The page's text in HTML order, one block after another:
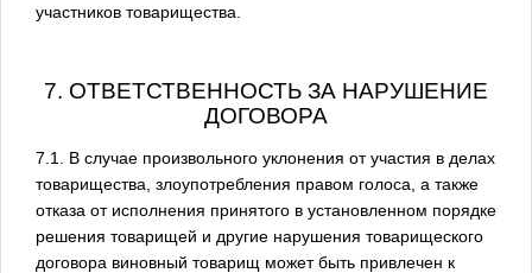
участников товарищества.
7. ОТВЕТСТВЕННОСТЬ ЗА НАРУШЕНИЕ
ДОГОВОРА
7.1. В случае произвольного уклонения от участия в делах
товарищества, злоупотребления правом голоса, а также
отказа от исполнения принятого в установленном порядке
решения товарищей и другие нарушения товарищеского
договора виновный товарищ может быть привлечен к